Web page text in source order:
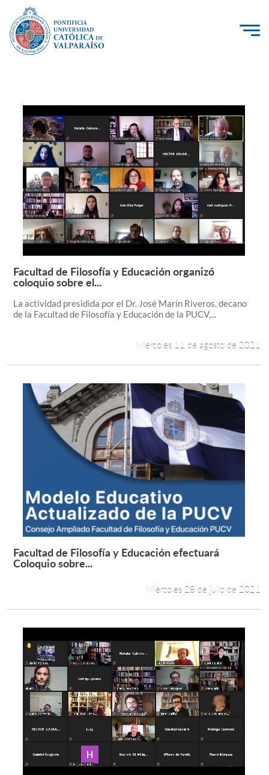
PUCV Internacional
Vinculación con el Medio
Admisión
Pregrado
Postgrado
Estudiantes
English
Leer más +
Facultad de Filosofía y Educación organizó
coloquio sobre el...
La actividad presidida por el Dr. José Marín Riveros, decano
de la Facultad de Filosofía y Educación de la PUCV,...
Miércoles 11 de agosto de 2021
Leer más +
Facultad de Filosofía y Educación efectuará
Coloquio sobre...
Miércoles 28 de julio de 2021